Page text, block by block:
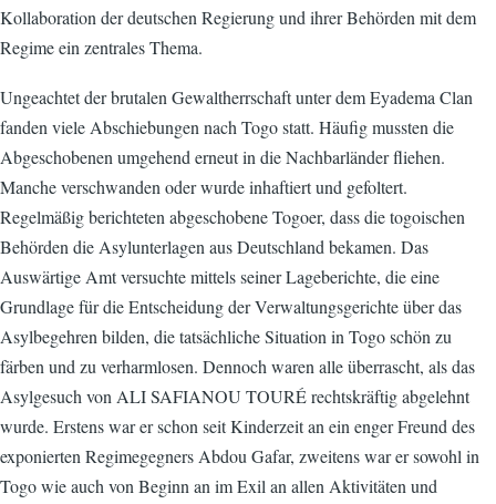
Kollaboration der deutschen Regierung und ihrer Behörden mit dem
Regime ein zentrales Thema.
Ungeachtet der brutalen Gewaltherrschaft unter dem Eyadema Clan
fanden viele Abschiebungen nach Togo statt. Häufig mussten die
Abgeschobenen umgehend erneut in die Nachbarländer fliehen.
Manche verschwanden oder wurde inhaftiert und gefoltert.
Regelmäßig berichteten abgeschobene Togoer, dass die togoischen
Behörden die Asylunterlagen aus Deutschland bekamen. Das
Auswärtige Amt versuchte mittels seiner Lageberichte, die eine
Grundlage für die Entscheidung der Verwaltungsgerichte über das
Asylbegehren bilden, die tatsächliche Situation in Togo schön zu
färben und zu verharmlosen. Dennoch waren alle überrascht, als das
Asylgesuch von ALI SAFIANOU TOURÉ rechtskräftig abgelehnt
wurde. Erstens war er schon seit Kinderzeit an ein enger Freund des
exponierten Regimegegners Abdou Gafar, zweitens war er sowohl in
Togo wie auch von Beginn an im Exil an allen Aktivitäten und